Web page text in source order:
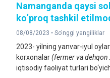
Namanganda qaysi
ko‘proq tashkil
08/08/2023 • So'nggi yangiliklar
2023- yilning yanvar-iyul
korxonalar(fermer va dehqon
iqtisodiy faoliyat turlari